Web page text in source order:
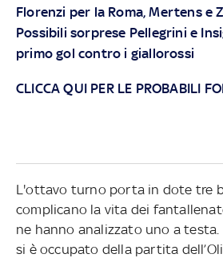
Florenzi per la Roma, Mertens e
Possibili sorprese Pellegrini e
primo gol contro i giallorossi
CLICCA QUI PER LE PROBABILI
L'ottavo turno porta in dote tre
complicano la vita dei
ne hanno analizzato uno a testa.
si è occupato della partita